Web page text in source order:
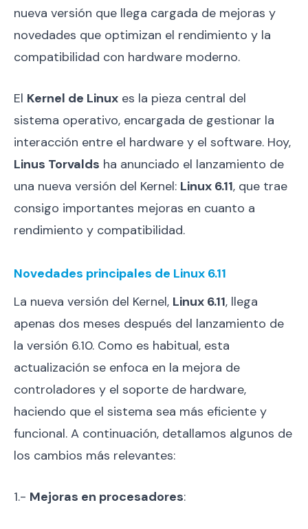
nueva versión que llega cargada de mejoras y
novedades que optimizan el rendimiento y la
compatibilidad con hardware moderno.
El Kernel de Linux es la pieza central del
sistema operativo, encargada de gestionar la
interacción entre el hardware y el software. Hoy,
Linus Torvalds ha anunciado el lanzamiento de
una nueva versión del Kernel: Linux 6.11, que trae
consigo importantes mejoras en cuanto a
rendimiento y compatibilidad.
Novedades principales de Linux 6.11
La nueva versión del Kernel, Linux 6.11, llega
apenas dos meses después del lanzamiento de
la versión 6.10. Como es habitual, esta
actualización se enfoca en la mejora de
controladores y el soporte de hardware,
haciendo que el sistema sea más eficiente y
funcional. A continuación, detallamos algunos de
los cambios más relevantes:
1.- Mejoras en procesadores: